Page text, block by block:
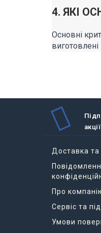
4. ЯКІ
Основні
Доставка та
Про
Сервіс та
Умови